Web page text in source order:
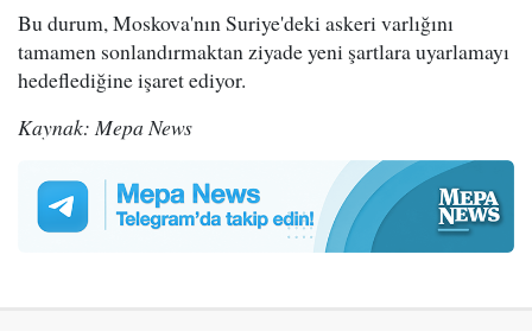
Bu durum, Moskova'nın Suriye'deki askeri varlığını
tamamen sonlandırmaktan ziyade yeni şartlara uyarlamayı
hedeflediğine işaret ediyor.
Kaynak: Mepa News